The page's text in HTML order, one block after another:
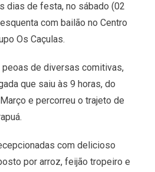
dias de festa, no sábado (02
com bailão no Centro
Os Caçulas.
peoas de diversas comitivas,
que saiu às 9 horas, do
e percorreu o trajeto de
com delicioso
por arroz, feijão tropeiro e